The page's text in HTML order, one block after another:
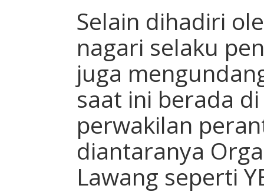
Selain dihadiri
nagari selaku
juga
saat ini berada di
perwakilan
diantaranya
Lawang seperti